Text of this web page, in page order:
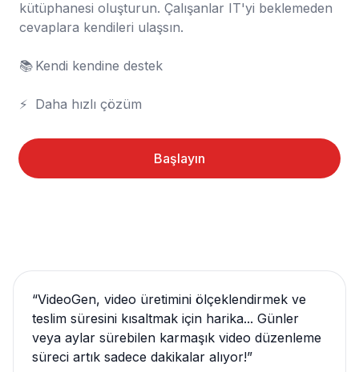
kütüphanesi oluşturun. Çalışanlar IT'yi beklemeden
cevaplara kendileri ulaşsın.
📚	Kendi kendine destek
⚡	Daha hızlı çözüm
Başlayın
“VideoGen, video üretimini ölçeklendirmek ve
teslim süresini kısaltmak için harika... Günler
veya aylar sürebilen karmaşık video düzenleme
süreci artık sadece dakikalar alıyor!”